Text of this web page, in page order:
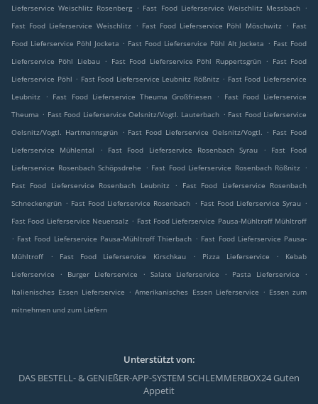
Lieferservice Weischlitz Rosenberg . Fast Food Lieferservice Weischlitz Messbach .
Fast Food Lieferservice Weischlitz
. Fast Food Lieferservice Pöhl Möschwitz . Fast
Food Lieferservice Pöhl Jocketa . Fast Food Lieferservice Pöhl Alt Jocketa . Fast Food
Lieferservice Pöhl Liebau . Fast Food Lieferservice Pöhl Ruppertsgrün . Fast Food
Lieferservice Pöhl . Fast Food Lieferservice Leubnitz Rößnitz . Fast Food Lieferservice
Leubnitz
. Fast Food Lieferservice Theuma Großfriesen .
Fast Food Lieferservice
Theuma . Fast Food Lieferservice Oelsnitz/Vogtl. Lauterbach . Fast Food Lieferservice
Oelsnitz/Vogtl. Hartmannsgrün . Fast Food Lieferservice Oelsnitz/Vogtl. . Fast Food
Lieferservice Mühlental
. Fast Food Lieferservice Rosenbach Syrau .
Fast Food
Lieferservice Rosenbach Schöpsdrehe
. Fast Food Lieferservice Rosenbach Rößnitz .
Fast Food Lieferservice Rosenbach Leubnitz
.
Fast Food Lieferservice Rosenbach
Schneckengrün . Fast Food Lieferservice Rosenbach . Fast Food Lieferservice Syrau .
Fast Food Lieferservice Neuensalz . Fast Food Lieferservice Pausa-Mühltroff Mühltroff
. Fast Food Lieferservice Pausa-Mühltroff Thierbach . Fast Food Lieferservice Pausa-
Mühltroff
. Fast Food Lieferservice Kirschkau . Pizza Lieferservice .
Kebab
Lieferservice
. Burger Lieferservice . Salate Lieferservice . Pasta Lieferservice
.
Italienisches Essen Lieferservice . Amerikanisches Essen Lieferservice . Essen zum
mitnehmen und zum Liefern
Unterstützt von:
DAS BESTELL- & GENIEßER-APP-SYSTEM SCHLEMMERBOX24 Guten
Appetit